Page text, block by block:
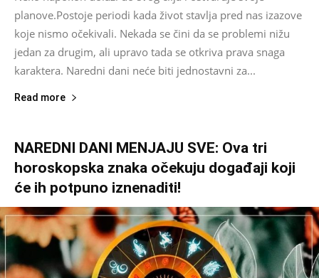
planove.Postoje periodi kada život stavlja pred nas izazove
koje nismo očekivali. Nekada se čini da se problemi nižu
jedan za drugim, ali upravo tada se otkriva prava snaga
karaktera. Naredni dani neće biti jednostavni za...
Read more
NAREDNI DANI MENJAJU SVE: Ova tri
horoskopska znaka očekuju događaji koji
će ih potpuno iznenaditi!